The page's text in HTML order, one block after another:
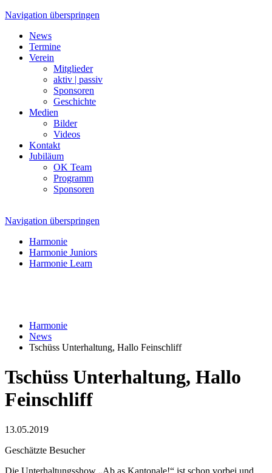
Navigation überspringen
News
Termine
Verein
Mitglieder
aktiv | passiv
Sponsoren
Geschichte
Medien
Bilder
Videos
Kontakt
Jubiläum
OK Team
Programm
Sponsoren
Navigation überspringen
Harmonie
Harmonie Juniors
Harmonie Learn
Harmonie
News
Tschüss Unterhaltung, Hallo Feinschliff
Tschüss Unterhaltung, Hallo
Feinschliff
13.05.2019
Geschätzte Besucher
Die Unterhaltungsshow „Ab as Kantonale!“ ist schon vorbei und